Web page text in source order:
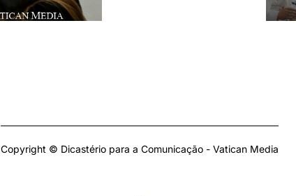
Copyright © Dicastério para a Comunicação - Vatican Media